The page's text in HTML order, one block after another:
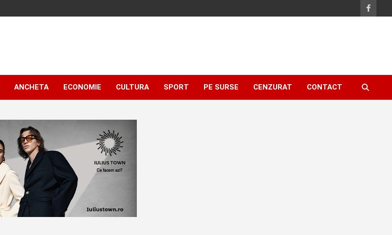
ANCHETA ECONOMIE CULTURA SPORT PE SURSE CENZURAT CONTACT